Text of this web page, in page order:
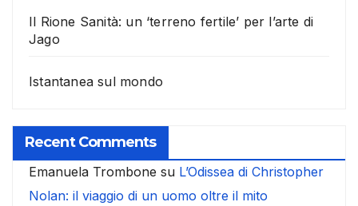
Il Rione Sanità: un ‘terreno fertile’ per l’arte di
Jago
Istantanea sul mondo
Recent Comments
Emanuela Trombone su L’Odissea di Christopher
Nolan: il viaggio di un uomo oltre il mito